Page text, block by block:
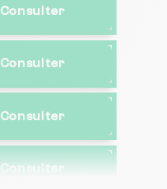
Consulter
Consulter
Consulter
Consulter